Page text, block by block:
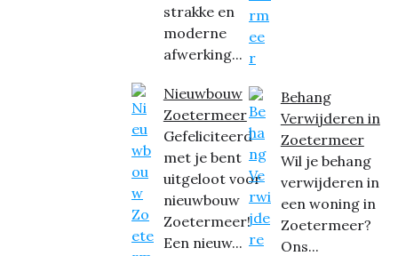
strakke en
moderne
afwerking...
Nieuwbouw
Zoetermeer
Gefeliciteerd
met je bent
uitgeloot voor
nieuwbouw
Zoetermeer!
Een nieuw...
Behang
Verwijderen in
Zoetermeer
Wil je behang
verwijderen in
een woning in
Zoetermeer?
Ons...